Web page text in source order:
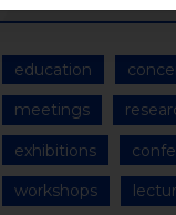
education
meetings
exhibitions
workshops